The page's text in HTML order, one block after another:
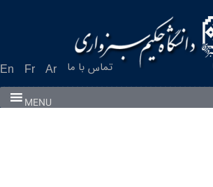
En Fr Ar تماس با ما
MENU